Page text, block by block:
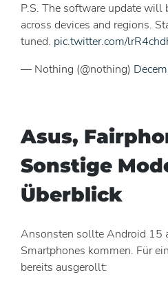
P.S. The software update
across devices and regions.
tuned. pic.twitter.com/
— Nothing (@nothing)
Asus,
Sonstige
Überblick
Ansonsten sollte Android 15
Smartphones kommen. Für
bereits ausgerollt: